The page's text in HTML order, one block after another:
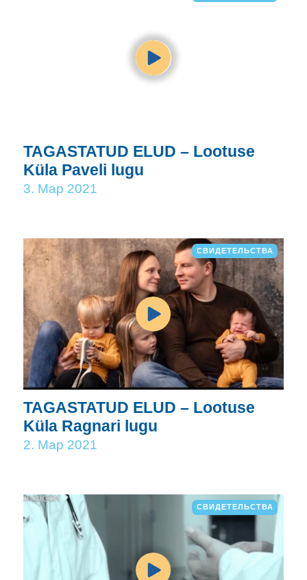
TAGASTATUD ELUD – Lootuse
Küla Paveli lugu
3. Мар 2021
СВИДЕТЕЛЬСТВА
TAGASTATUD ELUD – Lootuse
Küla Ragnari lugu
2. Мар 2021
СВИДЕТЕЛЬСТВА